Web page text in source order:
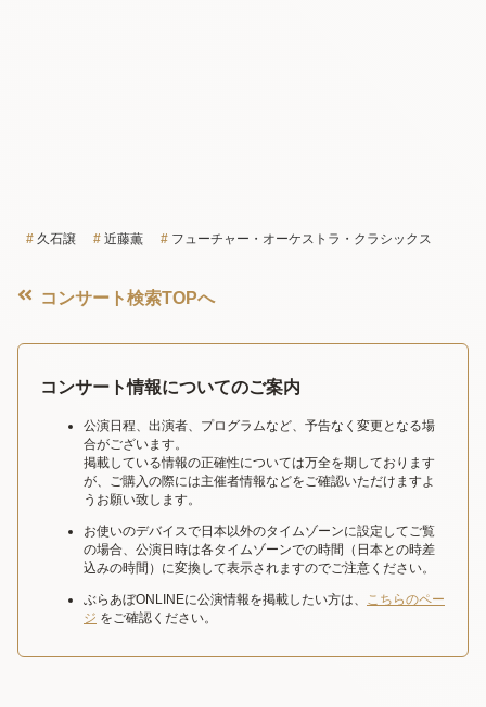
久石譲 近藤薫 フューチャー・オーケストラ・クラシックス
コンサート検索TOPへ
コンサート情報についてのご案内
公演日程、出演者、プログラムなど、予告なく変更となる場
合がございます。
掲載している情報の正確性については万全を期しております
が、ご購入の際には主催者情報などをご確認いただけますよ
うお願い致します。
お使いのデバイスで日本以外のタイムゾーンに設定してご覧
の場合、公演日時は各タイムゾーンでの時間（日本との時差
込みの時間）に変換して表示されますのでご注意ください。
ぶらあぼONLINEに公演情報を掲載したい方は、 こちらのペー
ジ をご確認ください。